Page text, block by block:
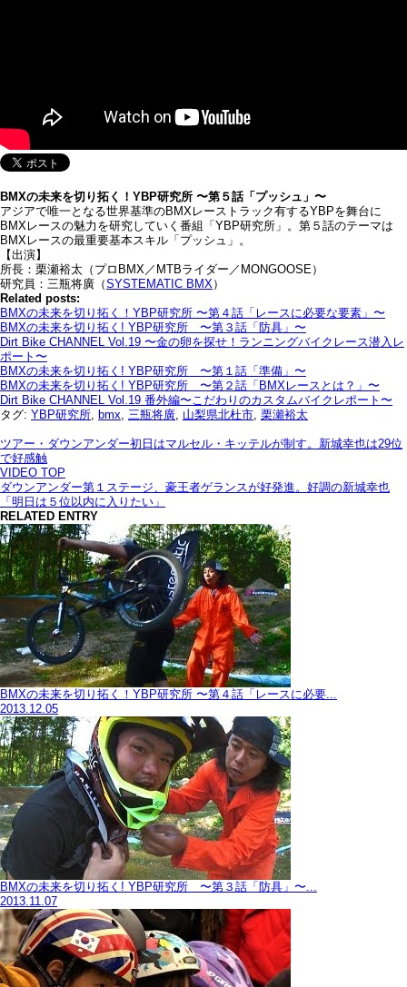
BMXの未来を切り拓く！YBP研究所 〜第５話「プッシュ」〜
アジアで唯一となる世界基準のBMXレーストラック有するYBPを舞台に
BMXレースの魅力を研究していく番組「YBP研究所」。第５話のテーマは
BMXレースの最重要基本スキル「プッシュ」。
【出演】
所長：栗瀬裕太（プロBMX／MTBライダー／MONGOOSE）
研究員：三瓶将廣（SYSTEMATIC BMX）
Related posts:
BMXの未来を切り拓く！YBP研究所 〜第４話「レースに必要な要素」〜
BMXの未来を切り拓く! YBP研究所 〜第３話「防具」〜
Dirt Bike CHANNEL Vol.19 〜金の卵を探せ！ランニングバイクレース潜入レ
ポート〜
BMXの未来を切り拓く! YBP研究所 〜第１話「準備」〜
BMXの未来を切り拓く! YBP研究所 〜第２話「BMXレースとは？」〜
Dirt Bike CHANNEL Vol.19 番外編〜こだわりのカスタムバイクレポート〜
タグ: YBP研究所, bmx, 三瓶将廣, 山梨県北杜市, 栗瀬裕太
ツアー・ダウンアンダー初日はマルセル・キッテルが制す。新城幸也は29位
で好感触
VIDEO TOP
ダウンアンダー第１ステージ、豪王者ゲランスが好発進。好調の新城幸也
「明日は５位以内に入りたい」
RELATED ENTRY
BMXの未来を切り拓く！YBP研究所 〜第４話「レースに必要...
2013.12.05
BMXの未来を切り拓く! YBP研究所 〜第３話「防具」〜...
2013.11.07